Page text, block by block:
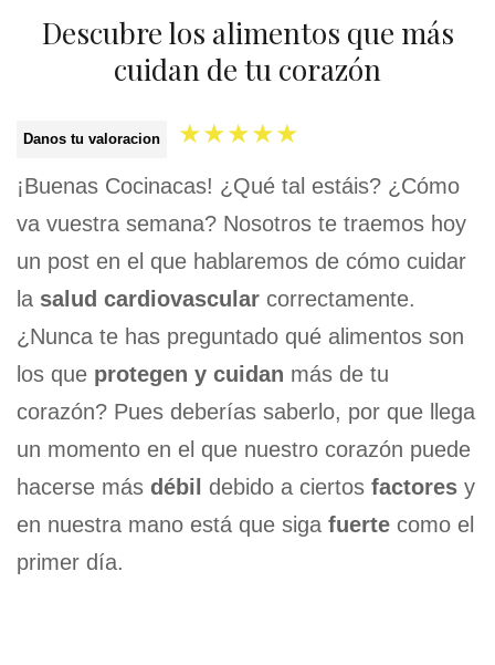
Descubre los alimentos que más
cuidan de tu corazón
Danos tu valoracion ★★★★★
¡Buenas Cocinacas! ¿Qué tal estáis? ¿Cómo
va vuestra semana? Nosotros te traemos hoy
un post en el que hablaremos de cómo cuidar
la salud cardiovascular correctamente.
¿Nunca te has preguntado qué alimentos son
los que protegen y cuidan más de tu
corazón? Pues deberías saberlo, por que llega
un momento en el que nuestro corazón puede
hacerse más débil debido a ciertos factores y
en nuestra mano está que siga fuerte como el
primer día.